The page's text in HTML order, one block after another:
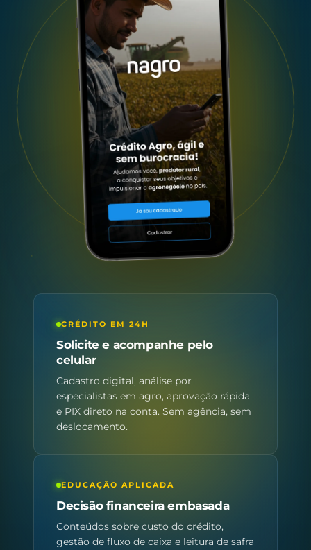
CRÉDITO EM 24H
Solicite e acompanhe pelo
celular
Cadastro digital, análise por
especialistas em agro, aprovação rápida
e PIX direto na conta. Sem agência, sem
deslocamento.
EDUCAÇÃO APLICADA
Decisão financeira embasada
Conteúdos sobre custo do crédito,
gestão de fluxo de caixa e leitura de safra